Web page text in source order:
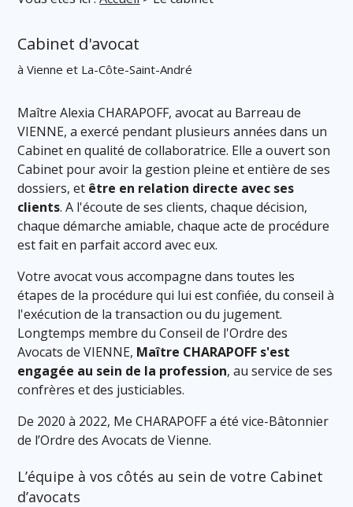
Cabinet d'avocat
à Vienne et La-Côte-Saint-André
Maître Alexia CHARAPOFF, avocat au Barreau de
VIENNE, a exercé pendant plusieurs années dans un
Cabinet en qualité de collaboratrice. Elle a ouvert son
Cabinet pour avoir la gestion pleine et entière de ses
dossiers, et être en relation directe avec ses
clients. A l'écoute de ses clients, chaque décision,
chaque démarche amiable, chaque acte de procédure
est fait en parfait accord avec eux.
Votre avocat vous accompagne dans toutes les
étapes de la procédure qui lui est confiée, du conseil à
l'exécution de la transaction ou du jugement.
Longtemps membre du Conseil de l'Ordre des
Avocats de VIENNE, Maître CHARAPOFF s'est
engagée au sein de la profession, au service de ses
confrères et des justiciables.
De 2020 à 2022, Me CHARAPOFF a été vice-Bâtonnier
de l’Ordre des Avocats de Vienne.
L’équipe à vos côtés au sein de votre Cabinet
d’avocats